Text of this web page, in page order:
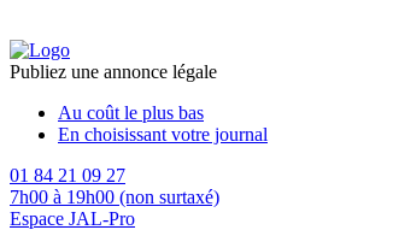
Publiez une annonce légale
Au coût le plus bas
En choisissant votre journal
01 84 21 09 27
7h00 à 19h00 (non surtaxé)
Espace JAL-Pro